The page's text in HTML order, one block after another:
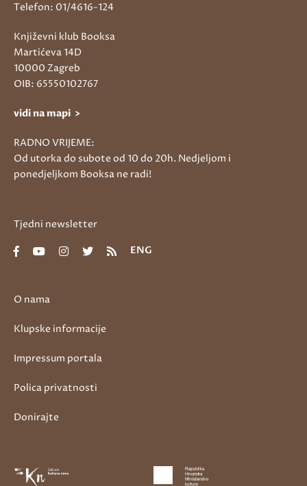
O nama
Klupske informacije
Impressum portala
Polica privatnosti
Donirajte
Telefon: 01/4616-124
Književni klub Booksa
Martićeva 14D
10000 Zagreb
OIB: 65550102767
vidi na mapi >
RADNO VRIJEME:
Od utorka do subote od 10 do 20h. Nedjeljom i
ponedjeljkom Booksa ne radi!
Tjedni newsletter
ENG